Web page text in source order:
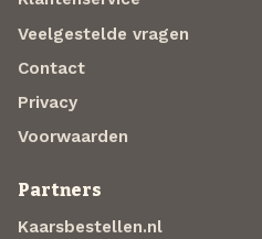
Veelgestelde vragen
Contact
Privacy
Voorwaarden
Partners
Kaarsbestellen.nl